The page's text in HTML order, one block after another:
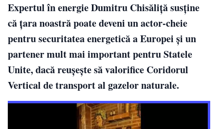
Expertul în energie Dumitru Chisăliță susține
că țara noastră poate deveni un actor-cheie
pentru securitatea energetică a Europei și un
partener mult mai important pentru Statele
Unite, dacă reușește să valorifice Coridorul
Vertical de transport al gazelor naturale.